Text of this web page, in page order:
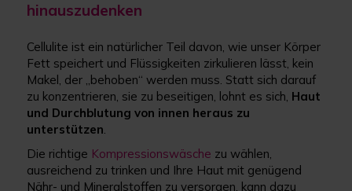
hinauszudenken
Cellulite ist ein natürlicher Teil davon, wie unser Körper
Fett speichert und Flüssigkeiten zirkulieren lässt, kein
Makel, der „behoben“ werden muss. Statt sich darauf
zu konzentrieren, sie zu beseitigen, lohnt es sich, Haut
und Durchblutung von innen heraus zu
unterstützen.
Die richtige Kompressionswäsche zu wählen,
ausreichend zu trinken und Ihre Haut mit genügend
Nähr- und Mineralstoffen zu versorgen, kann dazu